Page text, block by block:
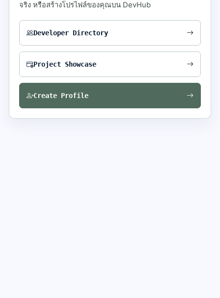
จริง หรือสร้างโปรไฟล์ของคุณบน DevHub
Developer Directory
Project Showcase
Create Profile